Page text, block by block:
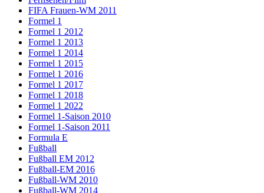
FIFA Frauen-WM 2011
Formel 1
Formel 1 2012
Formel 1 2013
Formel 1 2014
Formel 1 2015
Formel 1 2016
Formel 1 2017
Formel 1 2018
Formel 1 2022
Formel 1-Saison 2010
Formel 1-Saison 2011
Formula E
Fußball
Fußball EM 2012
Fußball-EM 2016
Fußball-WM 2010
Fußball-WM 2014